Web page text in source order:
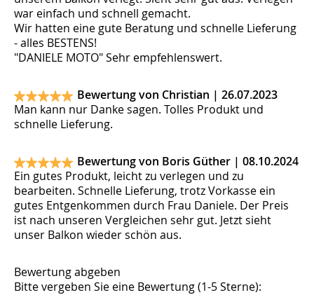
war einfach und schnell gemacht.
Wir hatten eine gute Beratung und schnelle Lieferung
- alles BESTENS!
"DANIELE MOTO" Sehr empfehlenswert.
Bewertung von Christian | 26.07.2023
Man kann nur Danke sagen. Tolles Produkt und
schnelle Lieferung.
Bewertung von Boris Güther | 08.10.2024
Ein gutes Produkt, leicht zu verlegen und zu
bearbeiten. Schnelle Lieferung, trotz Vorkasse ein
gutes Entgenkommen durch Frau Daniele. Der Preis
ist nach unseren Vergleichen sehr gut. Jetzt sieht
unser Balkon wieder schön aus.
Bewertung abgeben
Bitte vergeben Sie eine Bewertung (1-5 Sterne):